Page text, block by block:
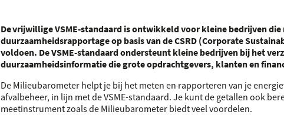
De vrijwilligeVSME-standaard is ontwikkeld voor kleine bedrijven die
duurzaamheidsrapportage op basis van deCSRD (Corporate
voldoen. DeVSME-standaard ondersteunt kleine bedrijven bij het
duurzaamheidsinformatie die grote opdrachtgevers, klanten en
De Milieubarometer helpt je bij het meten en rapporteren van je
afvalbeheer, in lijn met deVSME-standaard. Je kunt de getallen ook
meetinstrument zoals de Milieubarometer biedt veel voordelen.